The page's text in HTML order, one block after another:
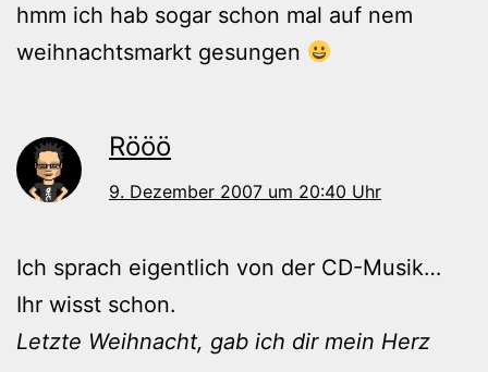
hmm ich hab sogar schon mal auf nem
weihnachtsmarkt gesungen
Rööö
9. Dezember 2007 um 20:40 Uhr
Ich sprach eigentlich von der CD-Musik…
Ihr wisst schon.
Letzte Weihnacht, gab ich dir mein Herz